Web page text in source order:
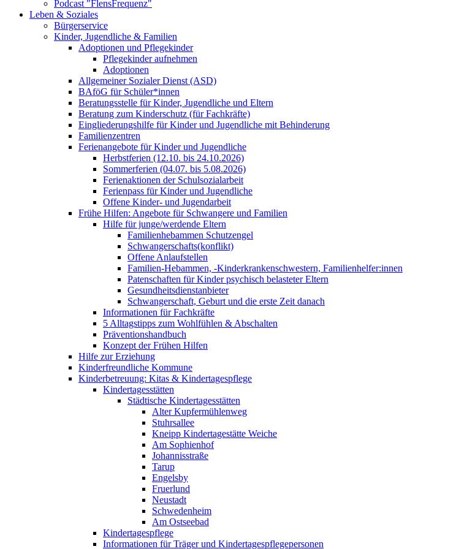
Podcast "FlensFrequenz"
Leben & Soziales
Bürgerservice
Kinder, Jugendliche & Familien
Adoptionen und Pflegekinder
Pflegekinder aufnehmen
Adoptionen
Allgemeiner Sozialer Dienst (ASD)
BAföG für Schüler*innen
Beratungsstelle für Kinder, Jugendliche und Eltern
Beratung zum Kinderschutz (für Fachkräfte)
Eingliederungshilfe für Kinder und Jugendliche mit Behinderung
Familienzentren
Ferienangebote für Kinder und Jugendliche
Herbstferien (12.10. bis 24.10.2026)
Sommerferien (04.07. bis 5.08.2026)
Ferienaktionen der Schulsozialarbeit
Ferienpass für Kinder und Jugendliche
Offene Kinder- und Jugendarbeit
Frühe Hilfen: Angebote für Schwangere und Familien
Hilfe für junge/werdende Eltern
Familienhebammen Schutzengel
Schwangerschafts(konflikt)
Offene Anlaufstellen
Familien-Hebammen, -Kinderkrankenschwestern, Familienhelfer:innen
Patenschaften für Kinder psychisch belasteter Eltern
Gesundheitsdienstanbieter
Schwangerschaft, Geburt und die erste Zeit danach
Informationen für Fachkräfte
5 Alltagstipps zum Wohlfühlen & Abschalten
Präventionshandbuch
Konzept der Frühen Hilfen
Hilfe zur Erziehung
Kinderfreundliche Kommune
Kinderbetreuung: Kitas & Kindertagespflege
Kindertagesstätten
Städtische Kindertagesstätten
Alter Kupfermühlenweg
Stuhrsallee
Kneipp Kindertagestätte Weiche
Am Sophienhof
Johannisstraße
Tarup
Engelsby
Fruerlund
Neustadt
Schwedenheim
Am Ostseebad
Kindertagespflege
Informationen für Träger und Kindertagespflegepersonen